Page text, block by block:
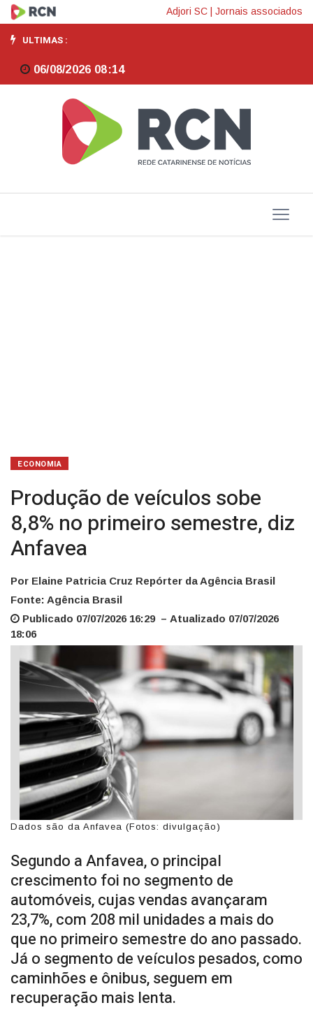
Produção
de
veículos
primeiro
Adjori SC Jornais associados
ULTIMAS :
06/08/2026 08:14
ECONOMIA
Produção de veículos sobe
8,8% no primeiro semestre, diz
Anfavea
Por Elaine Patricia Cruz Repórter da Agência Brasil
Fonte: Agência Brasil
Publicado 07/07/2026 16:29 – Atualizado 07/07/2026
18:06
Dados são da Anfavea (Fotos: divulgação)
Segundo a Anfavea, o principal
crescimento foi no segmento de
automóveis, cujas vendas avançaram
23,7%, com 208 mil unidades a mais do
que no primeiro semestre do ano passado.
Já o segmento de veículos pesados, como
caminhões e ônibus, seguem em
recuperação mais lenta.